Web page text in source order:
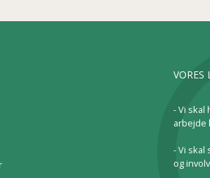
VORES
- Vi skal
arbejde
- Vi skal
og